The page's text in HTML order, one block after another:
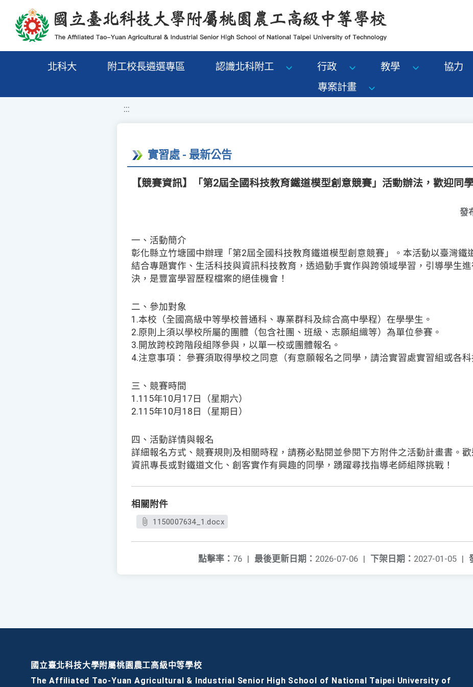
移至網頁之主要內容區位置
北科大 附工校長遴選專區 認識北科附工 行政 教學 協力
專案計畫
:::
實習處 - 最新公告
【競賽資訊】「第2屆全國科技教育鐵道模型創意競賽」活動辦法，歡迎同
發
一、活動簡介
彰化縣立竹塘國中辦理「第2屆全國科技教育鐵道模型創意競賽」。本活動以臺灣鐵
結合專題實作、生活科技與資訊科技教育，透過動手實作與跨領域學習，引導學生
決，是豐富學習歷程檔案的絕佳機會！
二、參加對象
1.本校（全國高級中等學校普通科、專業群科及綜合高中學程）在學學生。
2.原則上須以學校所屬的團體（包含社團、班級、志願組織等）為單位參賽。
3.開放跨校跨階段組隊參與，以單一校或團體報名。
4.注意事項： 參賽須取得學校之同意（有意願報名之同學，請洽實習處實習組或各科
三、競賽時間
1.115年10月17日（星期六）
2.115年10月18日（星期日）
四、活動詳情與報名
詳細報名方式、競賽規則及相關時程，請務必點閱並參閱下方附件之活動計畫書。歡
資訊專長或對鐵道文化、創客實作有興趣的同學，踴躍尋找指導老師組隊挑戰！
相關附件
1150007634_1.docx
下架日期： 2027-01-05 |
最後更新日期： 2026-07-06 |
點擊率： 76 |
國立臺北科技大學附屬桃園農工高級中等學校
The Affiliated Tao-Yuan Agricultural & Industrial Senior High School of National Taipei University of